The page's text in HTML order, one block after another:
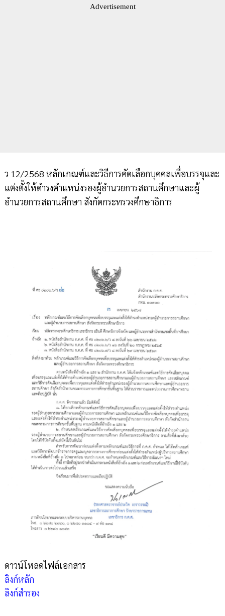
Advertisement
ว 12/2568 หลักเกณฑ์และวิธีการคัดเลือกบุคคลเพื่อบรรจุและ
แต่งตั้งให้ดำรงตำแหน่งรองผู้อำนวยการสถานศึกษาและผู้
อำนวยการสถานศึกษา สังกัดกระทรวงศึกษาธิการ
ดาวน์โหลดไฟล์เอกสาร
ลิงก์หลัก
ลิงก์สำรอง